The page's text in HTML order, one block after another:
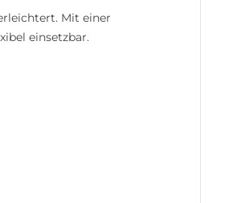
Mit einer
einsetzbar.